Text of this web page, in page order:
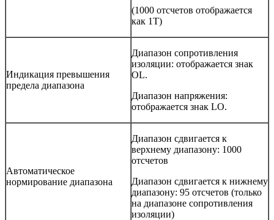
(1000 отсчетов отображается
как 1T)
Индикация превышения
предела диапазона
Диапазон сопротивления
изоляции: отображается знак
OL.
Диапазон напряжения:
отображается знак LO.
Автоматическое
нормирование диапазона
Диапазон сдвигается к
верхнему диапазону: 1000
отсчетов
Диапазон сдвигается к нижнему
диапазону: 95 отсчетов (только
на диапазоне сопротивления
изоляции)